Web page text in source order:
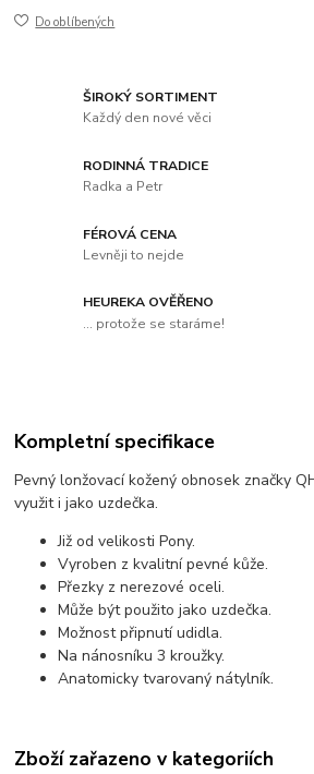
Do oblíbených
ŠIROKÝ SORTIMENT
Každý den nové věci
RODINNÁ TRADICE
Radka a Petr
FÉROVÁ CENA
Levněji to nejde
HEUREKA OVĚŘENO
... protože se staráme!
Kompletní specifikace
Pevný lonžovací kožený obnosek značky
využit i jako uzdečka.
Již od velikosti Pony.
Vyroben z kvalitní pevné kůže.
Přezky z nerezové oceli.
Může být použito jako uzdečka.
Možnost připnutí udidla.
Na nánosníku 3 kroužky.
Anatomicky tvarovaný nátylník.
Zboží zařazeno v kategoriích